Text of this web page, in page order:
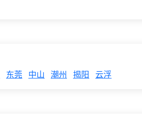
东莞 中山 潮州 揭阳 云浮